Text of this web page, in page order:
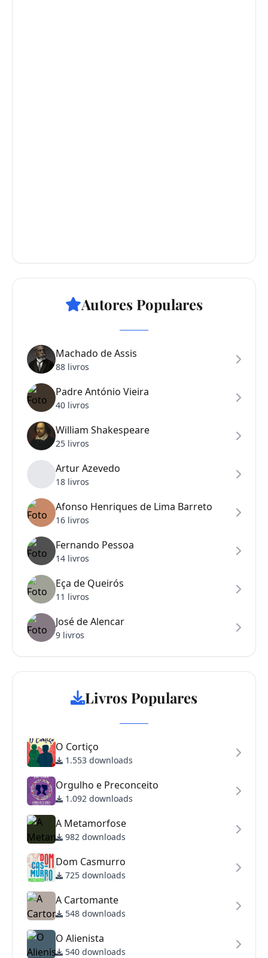
Autores Populares
Machado de Assis
88 livros
Padre António Vieira
40 livros
William Shakespeare
25 livros
Artur Azevedo
18 livros
Afonso Henriques de Lima Barreto
16 livros
Fernando Pessoa
14 livros
Eça de Queirós
11 livros
José de Alencar
9 livros
Livros Populares
O Cortiço
1.553 downloads
Orgulho e Preconceito
1.092 downloads
A Metamorfose
982 downloads
Dom Casmurro
725 downloads
A Cartomante
548 downloads
O Alienista
540 downloads